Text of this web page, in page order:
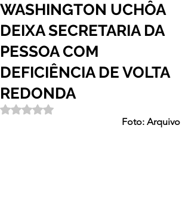
WASHINGTON UCHÔA
DEIXA SECRETARIA DA
PESSOA COM
DEFICIÊNCIA DE VOLTA
REDONDA
Avaliado com NaN de 5 estrelas.
Foto: Arquivo